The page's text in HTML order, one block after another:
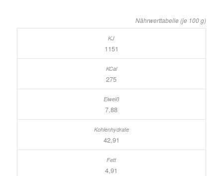
Nährwerttabelle (je 100 g)
1151
275
7,88
42,91
4,91